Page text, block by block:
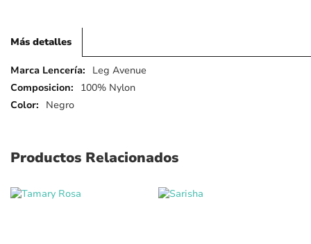
Más detalles
Más
detalles
Leg Avenue
100% Nylon
Negro
Productos Relacionados